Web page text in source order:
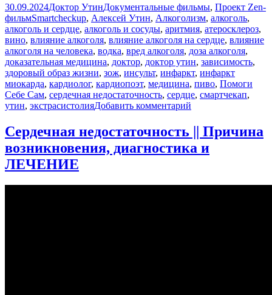
Опубликовано
30.09.2024Автор
Доктор УтинРубрики
Документальные фильмы, Проект Zen-
фильмМетки
Smartcheckup, Алексей Утин, Алкоголизм, алкоголь,
алкоголь и сердце, алкоголь и сосуды, аритмия, атеросклероз,
вино, влияние алкоголя, влияние алкоголя на сердце, влияние
алкоголя на человека, водка, вред алкоголя, доза алкоголя,
доказательная медицина, доктор, доктор утин, зависимость,
здоровый образ жизни, зож, инсульт, инфаркт, инфаркт
миокарда, кардиолог, кардиопоэт, медицина, пиво, Помоги
Себе Сам, сердечная недостаточность, сердце, смартчекап,
утин, экстрасистолияДобавить комментарий
Как
АЛКОГОЛЬ
влияет
Сердечная недостаточность || Причина
возникновения, диагностика и
ЛЕЧЕНИЕ